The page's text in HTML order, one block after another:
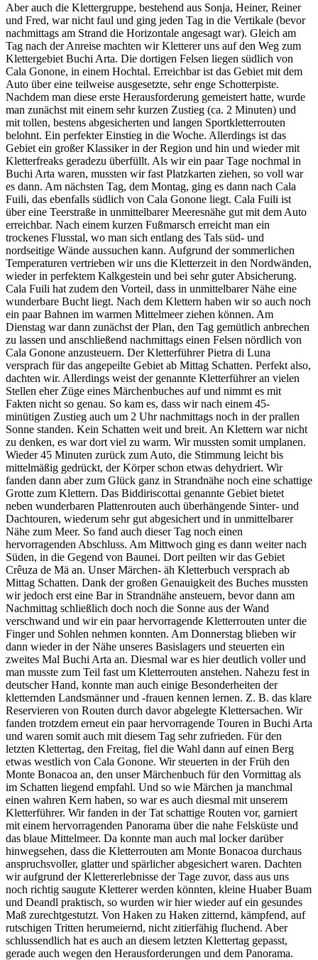
Aber auch die Klettergruppe, bestehend aus Sonja, Heiner, Reiner
und Fred, war nicht faul und ging jeden Tag in die Vertikale (bevor
nachmittags am Strand die Horizontale angesagt war). Gleich am
Tag nach der Anreise machten wir Kletterer uns auf den Weg zum
Klettergebiet Buchi Arta. Die dortigen Felsen liegen südlich von
Cala Gonone, in einem Hochtal. Erreichbar ist das Gebiet mit dem
Auto über eine teilweise ausgesetzte, sehr enge Schotterpiste.
Nachdem man diese erste Herausforderung gemeistert hatte, wurde
man zunächst mit einem sehr kurzen Zustieg (ca. 2 Minuten) und
mit tollen, bestens abgesicherten und langen Sportkletterrouten
belohnt. Ein perfekter Einstieg in die Woche. Allerdings ist das
Gebiet ein großer Klassiker in der Region und hin und wieder mit
Kletterfreaks geradezu überfüllt. Als wir ein paar Tage nochmal in
Buchi Arta waren, mussten wir fast Platzkarten ziehen, so voll war
es dann. Am nächsten Tag, dem Montag, ging es dann nach Cala
Fuili, das ebenfalls südlich von Cala Gonone liegt. Cala Fuili ist
über eine Teerstraße in unmittelbarer Meeresnähe gut mit dem Auto
erreichbar. Nach einem kurzen Fußmarsch erreicht man ein
trockenes Flusstal, wo man sich entlang des Tals süd- und
nordseitige Wände aussuchen kann. Aufgrund der sommerlichen
Temperaturen vertrieben wir uns die Kletterzeit in den Nordwänden,
wieder in perfektem Kalkgestein und bei sehr guter Absicherung.
Cala Fuili hat zudem den Vorteil, dass in unmittelbarer Nähe eine
wunderbare Bucht liegt. Nach dem Klettern haben wir so auch noch
ein paar Bahnen im warmen Mittelmeer ziehen können. Am
Dienstag war dann zunächst der Plan, den Tag gemütlich anbrechen
zu lassen und anschließend nachmittags einen Felsen nördlich von
Cala Gonone anzusteuern. Der Kletterführer Pietra di Luna
versprach für das angepeilte Gebiet ab Mittag Schatten. Perfekt also,
dachten wir. Allerdings weist der genannte Kletterführer an vielen
Stellen eher Züge eines Märchenbuches auf und nimmt es mit
Fakten nicht so genau. So kam es, dass wir nach einem 45-
minütigen Zustieg auch um 2 Uhr nachmittags noch in der prallen
Sonne standen. Kein Schatten weit und breit. An Klettern war nicht
zu denken, es war dort viel zu warm. Wir mussten somit umplanen.
Wieder 45 Minuten zurück zum Auto, die Stimmung leicht bis
mittelmäßig gedrückt, der Körper schon etwas dehydriert. Wir
fanden dann aber zum Glück ganz in Strandnähe noch eine schattige
Grotte zum Klettern. Das Biddiriscottai genannte Gebiet bietet
neben wunderbaren Plattenrouten auch überhängende Sinter- und
Dachtouren, wiederum sehr gut abgesichert und in unmittelbarer
Nähe zum Meer. So fand auch dieser Tag noch einen
hervorragenden Abschluss. Am Mittwoch ging es dann weiter nach
Süden, in die Gegend von Baunei. Dort peilten wir das Gebiet
Crêuza de Mä an. Unser Märchen- äh Kletterbuch versprach ab
Mittag Schatten. Dank der großen Genauigkeit des Buches mussten
wir jedoch erst eine Bar in Strandnähe ansteuern, bevor dann am
Nachmittag schließlich doch noch die Sonne aus der Wand
verschwand und wir ein paar hervorragende Kletterrouten unter die
Finger und Sohlen nehmen konnten. Am Donnerstag blieben wir
dann wieder in der Nähe unseres Basislagers und steuerten ein
zweites Mal Buchi Arta an. Diesmal war es hier deutlich voller und
man musste zum Teil fast um Kletterrouten anstehen. Nahezu fest in
deutscher Hand, konnte man auch einige Besonderheiten der
kletternden Landsmänner und -frauen kennen lernen. Z. B. das klare
Reservieren von Routen durch davor abgelegte Klettersachen. Wir
fanden trotzdem erneut ein paar hervorragende Touren in Buchi Arta
und waren somit auch mit diesem Tag sehr zufrieden. Für den
letzten Klettertag, den Freitag, fiel die Wahl dann auf einen Berg
etwas westlich von Cala Gonone. Wir steuerten in der Früh den
Monte Bonacoa an, den unser Märchenbuch für den Vormittag als
im Schatten liegend empfahl. Und so wie Märchen ja manchmal
einen wahren Kern haben, so war es auch diesmal mit unserem
Kletterführer. Wir fanden in der Tat schattige Routen vor, garniert
mit einem hervorragenden Panorama über die nahe Felsküste und
das blaue Mittelmeer. Da konnte man auch mal locker darüber
hinwegsehen, dass die Kletterrouten am Monte Bonacoa durchaus
anspruchsvoller, glatter und spärlicher abgesichert waren. Dachten
wir aufgrund der Klettererlebnisse der Tage zuvor, dass aus uns
noch richtig saugute Kletterer werden könnten, kleine Huaber Buam
und Deandl praktisch, so wurden wir hier wieder auf ein gesundes
Maß zurechtgestutzt. Von Haken zu Haken zitternd, kämpfend, auf
rutschigen Tritten herumeiernd, nicht zitierfähig fluchend. Aber
schlussendlich hat es auch an diesem letzten Klettertag gepasst,
gerade auch wegen den Herausforderungen und dem Panorama.